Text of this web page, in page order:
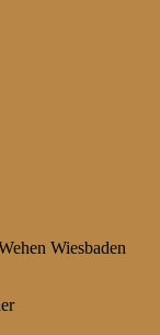
Wiesbaden